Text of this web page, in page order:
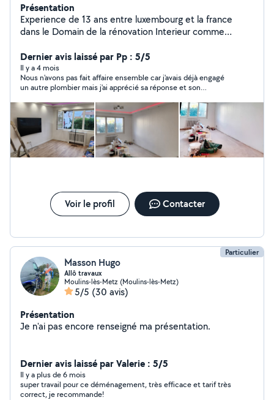
Présentation
Experience de 13 ans entre luxembourg et la france
dans le Domain de la rénovation Interieur comme
carrelage .maconnerie placo platre Endrit peinture salle
de bain nous mettons en oeuvre notre pation et notre
experience pour realiser les reves de nos clients .
Dernier avis laissé par Pp : 5/5
Il y a 4 mois
Nous n'avons pas fait affaire ensemble car j'avais déjà engagé
un autre plombier mais j'ai apprécié sa réponse et son
Voir le profil Contacter
Particulier
Masson Hugo
Allô travaux
Moulins-lès-Metz (Moulins-lès-Metz)
5/5 (30 avis)
Présentation
Je n'ai pas encore renseigné ma présentation.
Dernier avis laissé par Valerie : 5/5
Il y a plus de 6 mois
super travail pour ce déménagement, très efficace et tarif très
correct, je recommande!